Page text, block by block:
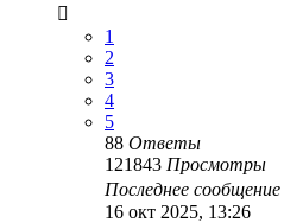
1
2
3
4
5
88 Ответы
121843 Просмотры
Последнее сообщение
16 окт 2025, 13:26